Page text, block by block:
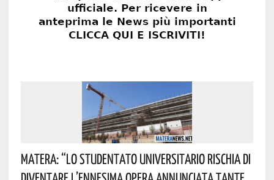
Matera: “Lo Studentato Universitario Rischia Di